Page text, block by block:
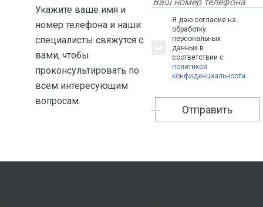
Укажите ваше имя и
номер телефона и наши
специалисты свяжутся с
вами, чтобы
проконсультировать по
всем интересующим
вопросам.
Я даю согласие на
обработку
персональных
данных в
соответствии с
политикой
конфиденциальности
Отправить